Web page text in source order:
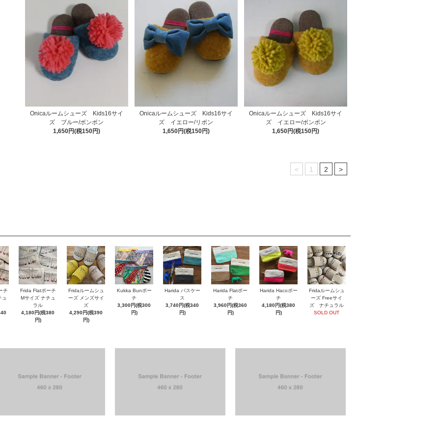
Onicaルームシューズ Kids16サイ
ズ ブルー/ボンボン
1,650円(税150円)
Onicaルームシューズ Kids16サイ
ズ イエロー/リボン
1,650円(税150円)
Onicaルームシューズ Kids16サイ
ズ イエロー/ボンボン
1,650円(税150円)
< 1 2 >
チ
Frida Flatポーチ
Mサイズ ナチュ
ラル
4,180円(税380
円)
Fridaルームシュ
ーズ メンズサイ
ズ
4,290円(税390
円)
Kukka Bunポー
チ
3,300円(税300
円)
Harida パスケー
ス
3,740円(税340
円)
Harida Flatポー
チ
3,960円(税360
円)
Harida Hacoポー
チ
4,180円(税380
円)
Fridaルームシュ
ーズ Freeサイ
ズ ナチュラル
SOLD OUT